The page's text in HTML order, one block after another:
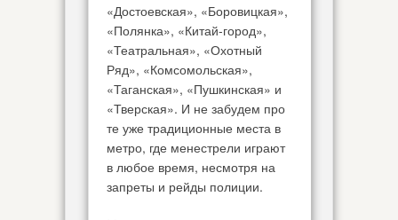
«Достоевская», «Боровицкая»,
«Полянка», «Китай-город»,
«Театральная», «Охотный
Ряд», «Комсомольская»,
«Таганская», «Пушкинская» и
«Тверская». И не забудем про
те уже традиционные места в
метро, где менестрели играют
в любое время, несмотря на
запреты и рейды полиции.